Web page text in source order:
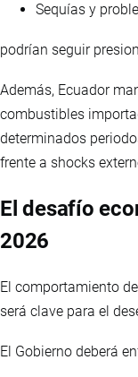
Sequías y
podrían seguir
Además, Ecuador
combustibles
determinados
frente a shocks
El desafío
2026
El comportamiento
será clave para el
El Gobierno deberá